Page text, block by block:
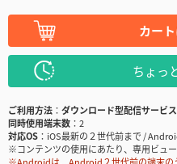
カー
ちょっ
ご利用方法
ダウンロード型配信サービス
同時使用端末数
2
対応OS
iOS最新の２世代前まで /
※コンテンツの使用にあたり、専用ビュ